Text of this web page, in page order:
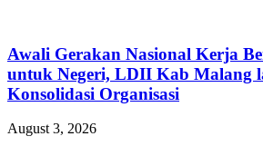
Awali Gerakan Nasional Kerja
untuk Negeri, LDII Kab Malang
Konsolidasi Organisasi
August 3, 2026